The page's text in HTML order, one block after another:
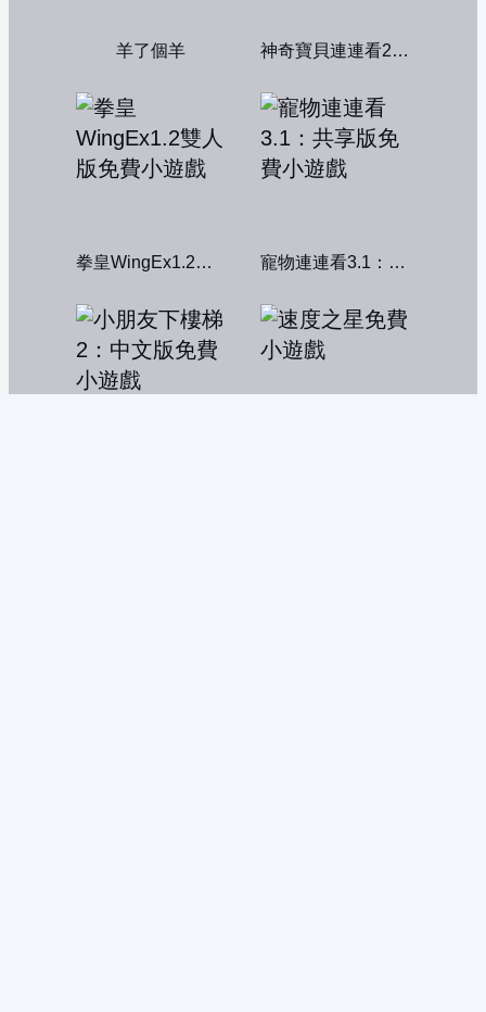
羊了個羊 神奇寶貝連連看2004
拳皇WingEx1.2雙人版 寵物連連看3.1：共享版